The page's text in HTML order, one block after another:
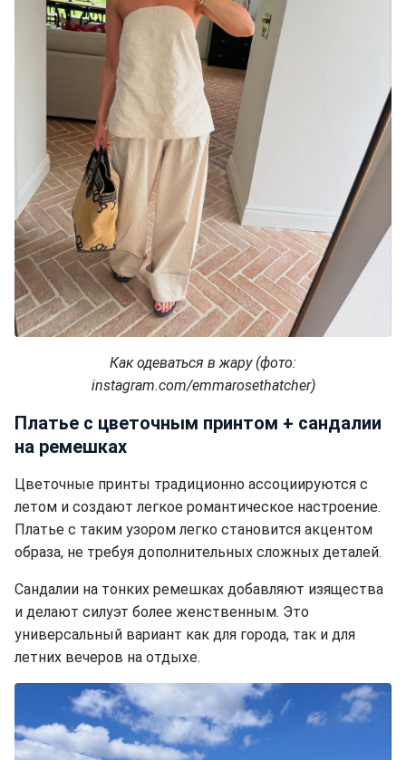
Как одеваться в жару (фото:
instagram.com/emmarosethatcher)
Платье с цветочным принтом + сандалии
на ремешках
Цветочные принты традиционно ассоциируются с
летом и создают легкое романтическое настроение.
Платье с таким узором легко становится акцентом
образа, не требуя дополнительных сложных деталей.
Сандалии на тонких ремешках добавляют изящества
и делают силуэт более женственным. Это
универсальный вариант как для города, так и для
летних вечеров на отдыхе.